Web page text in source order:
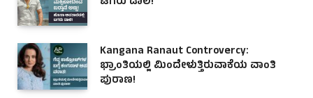
Kangana Ranaut Controvercy:
ಭ್ರಾಂತಿಯಲ್ಲಿ ಮಿಂದೇಳುತ್ತಿರುವಾಕೆಯ ವಾಂತಿ
ಪುರಾಣ!